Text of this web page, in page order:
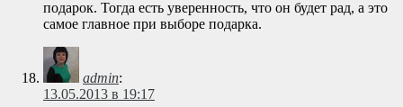
подарок. Тогда есть уверенность, что он будет рад, а это
самое главное при выборе подарка.
admin:
13.05.2013 в 19:17